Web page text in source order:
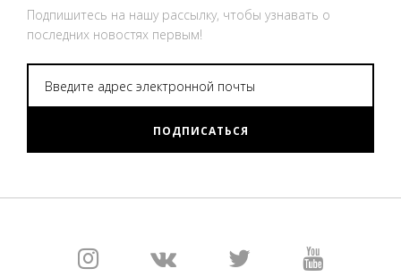
Подпишитесь на нашу рассылку, чтобы узнавать о
последних новостях первым!
ПОДПИСАТЬСЯ